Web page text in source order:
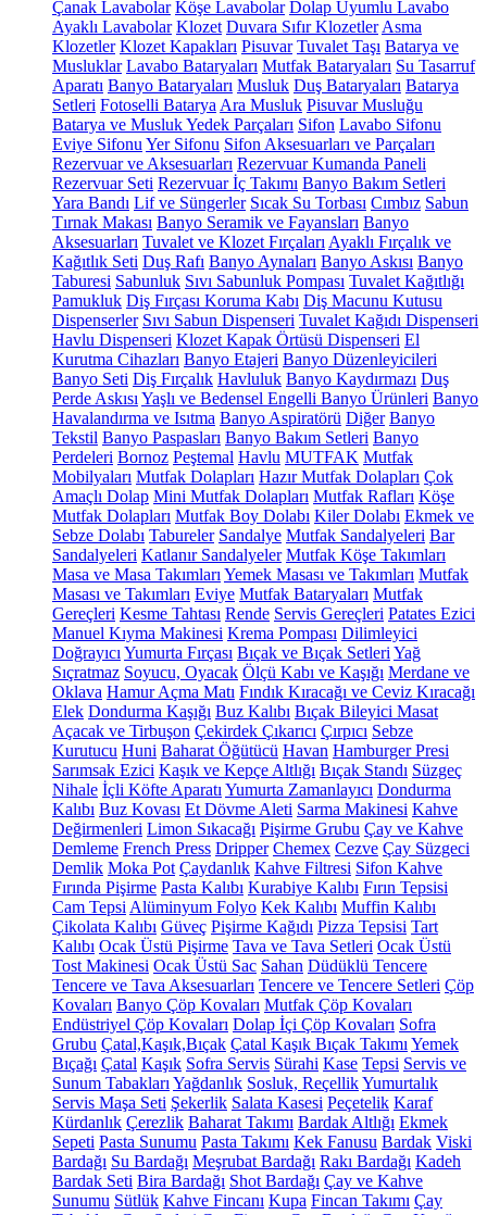
Çanak Lavabolar Köşe Lavabolar Dolap Uyumlu Lavabo
Ayaklı Lavabolar Klozet Duvara Sıfır Klozetler Asma
Klozetler Klozet Kapakları Pisuvar Tuvalet Taşı Batarya ve
Musluklar Lavabo Bataryaları Mutfak Bataryaları Su Tasarruf
Aparatı Banyo Bataryaları Musluk Duş Bataryaları Batarya
Setleri Fotoselli Batarya Ara Musluk Pisuvar Musluğu
Batarya ve Musluk Yedek Parçaları Sifon Lavabo Sifonu
Eviye Sifonu Yer Sifonu Sifon Aksesuarları ve Parçaları
Rezervuar ve Aksesuarları Rezervuar Kumanda Paneli
Rezervuar Seti Rezervuar İç Takımı Banyo Bakım Setleri
Yara Bandı Lif ve Süngerler Sıcak Su Torbası Cımbız Sabun
Tırnak Makası Banyo Seramik ve Fayansları Banyo
Aksesuarları Tuvalet ve Klozet Fırçaları Ayaklı Fırçalık ve
Kağıtlık Seti Duş Rafı Banyo Aynaları Banyo Askısı Banyo
Taburesi Sabunluk Sıvı Sabunluk Pompası Tuvalet Kağıtlığı
Pamukluk Diş Fırçası Koruma Kabı Diş Macunu Kutusu
Dispenserler Sıvı Sabun Dispenseri Tuvalet Kağıdı Dispenseri
Havlu Dispenseri Klozet Kapak Örtüsü Dispenseri El
Kurutma Cihazları Banyo Etajeri Banyo Düzenleyicileri
Banyo Seti Diş Fırçalık Havluluk Banyo Kaydırmazı Duş
Perde Askısı Yaşlı ve Bedensel Engelli Banyo Ürünleri Banyo
Havalandırma ve Isıtma Banyo Aspiratörü Diğer Banyo
Tekstil Banyo Paspasları Banyo Bakım Setleri Banyo
Perdeleri Bornoz Peştemal Havlu MUTFAK Mutfak
Mobilyaları Mutfak Dolapları Hazır Mutfak Dolapları Çok
Amaçlı Dolap Mini Mutfak Dolapları Mutfak Rafları Köşe
Mutfak Dolapları Mutfak Boy Dolabı Kiler Dolabı Ekmek ve
Sebze Dolabı Tabureler Sandalye Mutfak Sandalyeleri Bar
Sandalyeleri Katlanır Sandalyeler Mutfak Köşe Takımları
Masa ve Masa Takımları Yemek Masası ve Takımları Mutfak
Masası ve Takımları Eviye Mutfak Bataryaları Mutfak
Gereçleri Kesme Tahtası Rende Servis Gereçleri Patates Ezici
Manuel Kıyma Makinesi Krema Pompası Dilimleyici
Doğrayıcı Yumurta Fırçası Bıçak ve Bıçak Setleri Yağ
Sıçratmaz Soyucu, Oyacak Ölçü Kabı ve Kaşığı Merdane ve
Oklava Hamur Açma Matı Fındık Kıracağı ve Ceviz Kıracağı
Elek Dondurma Kaşığı Buz Kalıbı Bıçak Bileyici Masat
Açacak ve Tirbuşon Çekirdek Çıkarıcı Çırpıcı Sebze
Kurutucu Huni Baharat Öğütücü Havan Hamburger Presi
Sarımsak Ezici Kaşık ve Kepçe Altlığı Bıçak Standı Süzgeç
Nihale İçli Köfte Aparatı Yumurta Zamanlayıcı Dondurma
Kalıbı Buz Kovası Et Dövme Aleti Sarma Makinesi Kahve
Değirmenleri Limon Sıkacağı Pişirme Grubu Çay ve Kahve
Demleme French Press Dripper Chemex Cezve Çay Süzgeci
Demlik Moka Pot Çaydanlık Kahve Filtresi Sifon Kahve
Fırında Pişirme Pasta Kalıbı Kurabiye Kalıbı Fırın Tepsisi
Cam Tepsi Alüminyum Folyo Kek Kalıbı Muffin Kalıbı
Çikolata Kalıbı Güveç Pişirme Kağıdı Pizza Tepsisi Tart
Kalıbı Ocak Üstü Pişirme Tava ve Tava Setleri Ocak Üstü
Tost Makinesi Ocak Üstü Sac Sahan Düdüklü Tencere
Tencere ve Tava Aksesuarları Tencere ve Tencere Setleri Çöp
Kovaları Banyo Çöp Kovaları Mutfak Çöp Kovaları
Endüstriyel Çöp Kovaları Dolap İçi Çöp Kovaları Sofra
Grubu Çatal,Kaşık,Bıçak Çatal Kaşık Bıçak Takımı Yemek
Bıçağı Çatal Kaşık Sofra Servis Sürahi Kase Tepsi Servis ve
Sunum Tabakları Yağdanlık Sosluk, ReçellikYumurtalık
Servis Maşa Seti Şekerlik Salata Kasesi Peçetelik Karaf
Kürdanlık Çerezlik Baharat Takımı Bardak Altlığı Ekmek
Sepeti Pasta Sunumu Pasta Takımı Kek Fanusu Bardak Viski
Bardağı Su Bardağı Meşrubat Bardağı Rakı Bardağı Kadeh
Bardak Seti Bira Bardağı Shot Bardağı Çay ve Kahve
Sunumu Sütlük Kahve Fincanı Kupa Fincan Takımı Çay